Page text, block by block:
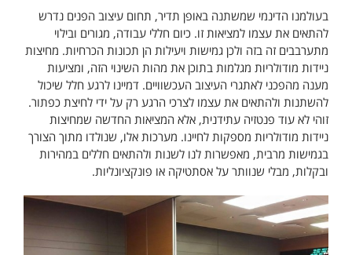
בעולמנו הדינמי שמשתנה באופן תדיר, תחום עיצוב הפנים נדרש
להתאים את עצמו למציאות זו. כיום חללי עבודה, מגורים ובילוי
מתערבבים זה בזה ולכן גמישות ויעילות הן תכונות הכרחיות. מחיצות
ניידות מודולריות מגלמות בתוכן את מהות השינוי הזה, ומציעות
מענה מהפכני לאתגרי העיצוב העכשוויים. דמיינו לרגע חלל שיכול
להשתנות ולהתאים את עצמו לצרכי הרגע רק על ידי לחיצת כפתור.
זוהי לא עוד פנטזיה עתידנית, אלא המציאות החדשה שמחיצות
ניידות מודולריות מספקות לחיינו. מערכות אלו, שנולדו מתוך הצורך
בגמישות מרבית, מאפשרות לנו לשנות ולהתאים חללים במהירות
ובקלות, מבלי שנוותר על אסתטיקה או פונקציונליות.